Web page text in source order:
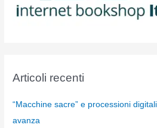
Articoli recenti
“Macchine sacre” e processioni
avanza